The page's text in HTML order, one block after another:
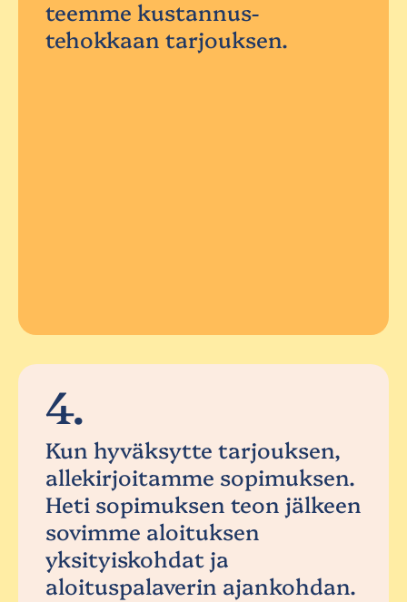
teemme kustannus-
tehokkaan tarjouksen.
4.
Kun hyväksytte tarjouksen,
allekirjoitamme sopimuksen.
Heti sopimuksen teon jälkeen
sovimme aloituksen
yksityiskohdat ja
aloituspalaverin ajankohdan.